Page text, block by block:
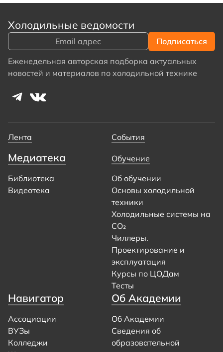
Холодильные ведомости
Еженедельная авторская подборка актуальных
новостей и материалов по холодильной технике
Лента События
Медиатека
Библиотека
Видеотека
Обучение
Об обучении
Основы холодильной
техники
Холодильные системы на
CO₂
Чиллеры.
Проектирование и
эксплуатация
Курсы по ЦОДам
Тесты
Навигатор
Ассоциации
ВУЗы
Колледжи
Об Академии
Об Академии
Сведения об
образовательной